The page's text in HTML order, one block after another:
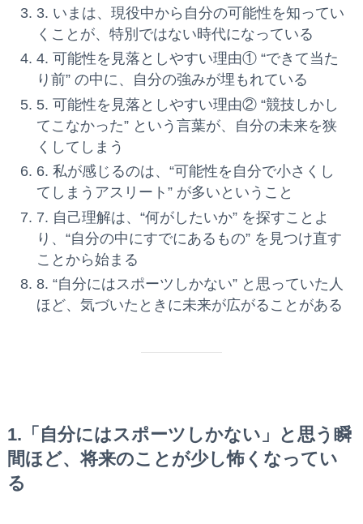
3. いまは、現役中から自分の可能性を知ってい
くことが、特別ではない時代になっている
4. 可能性を見落としやすい理由① “できて当た
り前” の中に、自分の強みが埋もれている
5. 可能性を見落としやすい理由② “競技しかし
てこなかった” という言葉が、自分の未来を狭
くしてしまう
6. 私が感じるのは、“可能性を自分で小さくし
てしまうアスリート” が多いということ
7. 自己理解は、“何がしたいか” を探すことよ
り、“自分の中にすでにあるもの” を見つけ直す
ことから始まる
8. “自分にはスポーツしかない” と思っていた人
ほど、気づいたときに未来が広がることがある
1.「自分にはスポーツしかない」と思う瞬
間ほど、将来のことが少し怖くなってい
る